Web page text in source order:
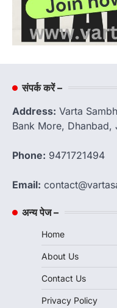
संपर्क करें –
Address: Varta
Bank More, Dhanbad,
Phone: 9471721494
Email:
अन्य पेज –
Home
About Us
Contact Us
Privacy Policy